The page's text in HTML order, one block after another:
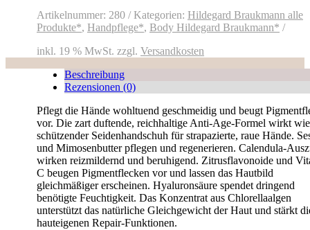
Artikelnummer: 280 Kategorien: Hildegard Braukmann alle
Produkte*, Handpflege*, Body Hildegard Braukmann*
inkl. 19 % MwSt. zzgl. Versandkosten
Beschreibung
Rezensionen (0)
Pflegt die Hände wohltuend geschmeidig und beugt
vor. Die zart duftende, reichhaltige Anti-Age-Formel wirkt
schützender Seidenhandschuh für strapazierte, raue Hände.
und Mimosenbutter pflegen und regenerieren. Calendula-
wirken reizmildernd und beruhigend. Zitrusflavonoide und
C beugen Pigmentflecken vor und lassen das Hautbild
gleichmäßiger erscheinen. Hyaluronsäure spendet dringend
benötigte Feuchtigkeit. Das Konzentrat aus Chlorellaalgen
unterstützt das natürliche Gleichgewicht der Haut und stärkt
hauteigenen Repair-Funktionen.